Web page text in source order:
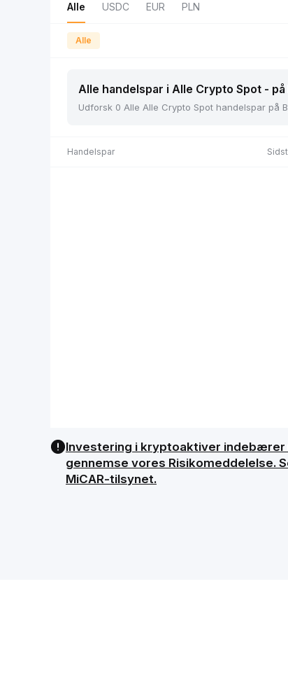
Alle USDC EUR PLN
Alle
Alle handelspar i Alle Crypto Spot - på
Udforsk 0 Alle Alle Crypto Spot handelspar på
Handelspar
Investering i kryptoaktiver indebærer
gennemse vores Risikomeddelelse.
MiCAR-tilsynet.